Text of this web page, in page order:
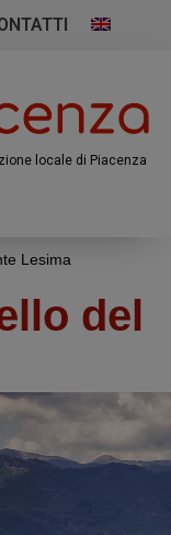
locale di Piacenza
Lesima
del